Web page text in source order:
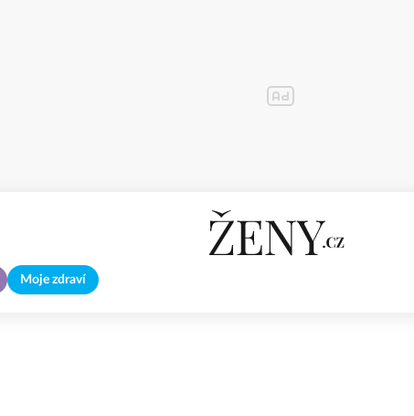
Moje zdraví